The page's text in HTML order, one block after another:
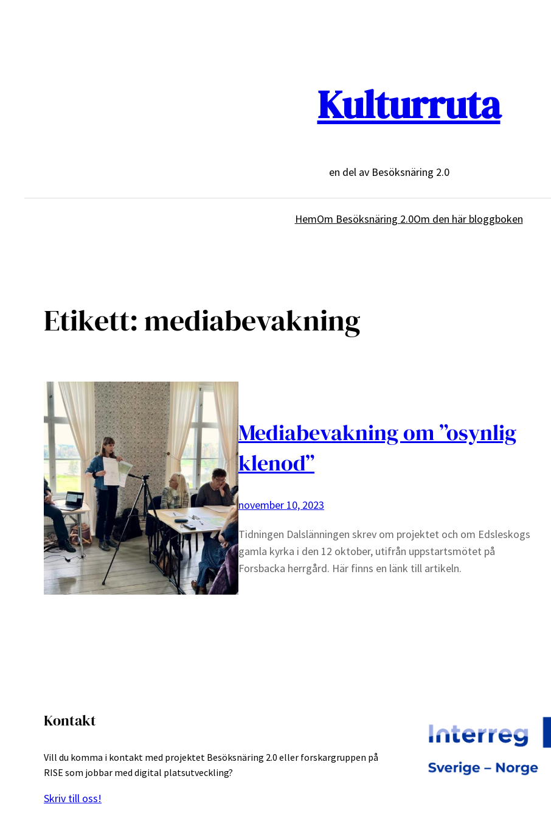
Kulturruta
en del av Besöksnäring 2.0
HemOm Besöksnäring 2.0Om den här bloggboken
Etikett:mediabevakning
Mediabevakning om ”osynlig
klenod”
november 10, 2023
Tidningen Dalslänningen skrev om projektet och om Edsleskogs
gamla kyrka i den 12 oktober, utifrån uppstartsmötet på
Forsbacka herrgård. Här finns en länk till artikeln.
Kontakt
Vill du komma i kontakt med projektet Besöksnäring 2.0 eller forskargruppen på
RISE som jobbar med digital platsutveckling?
Skriv till oss!